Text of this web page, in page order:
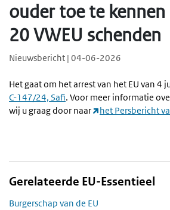
ouder toe te
20 VWEU schenden
Nieuwsbericht | 04-06-2026
Het gaat om het arrest van het EU van 4
C-147/24, Safi. Voor meer informatie
wij u graag door naar
het Persbericht
Gerelateerde EU-Essentieel
Burgerschap van de EU